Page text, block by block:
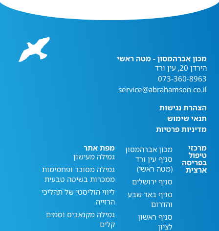
מכון אברהמסון - מטה ראשי
הירדן 20, עין ורד
073-360-8963
service@abrahamson.co.il
הצהרת נגישות
תנאי שימוש
מדיניות פרטיות
מרכזי
טיפול
בפריסה
ארצית
מכון אברהמסון
סניף עין ורד
(מטה ראשי)
סניף ירושלים
סניף באר שבע
והדרום
סניף ראשון
לציון
מפת אתר
גמילה מעישון
גמילה מסוכר ופחמימות
ממכרות בשיטה טבעית
ליווי הוליסטי של תהליכי
הרזייה
גמילה מקנאביס וסמים
קלים